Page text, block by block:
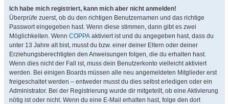
Ich habe mich registriert, kann mich aber nicht anmelden!
Überprüfe zuerst, ob du den richtigen Benutzernamen und das richtige
Passwort eingegeben hast. Wenn diese stimmen, dann gibt es zwei
Möglichkeiten. Wenn COPPA aktiviert ist und du angegeben hast, dass du
unter 13 Jahre alt bist, musst du bzw. einer deiner Eltern oder deiner
Erziehungsberechtigten den Anweisungen folgen, die du erhalten hast.
Wenn dies nicht der Fall ist, muss dein Benutzerkonto vielleicht aktiviert
werden. Bei einigen Boards müssen alle neu angemeldeten Mitglieder erst
freigeschaltet werden – entweder musst du dies selbst erledigen oder ein
Administrator. Bei der Registrierung wurde dir mitgeteilt, ob eine Aktivierung
nötig ist oder nicht. Wenn du eine E-Mail erhalten hast, folge den dort